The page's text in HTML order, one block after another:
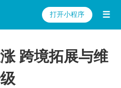
打开小程序 ☰
跨境拓展与维